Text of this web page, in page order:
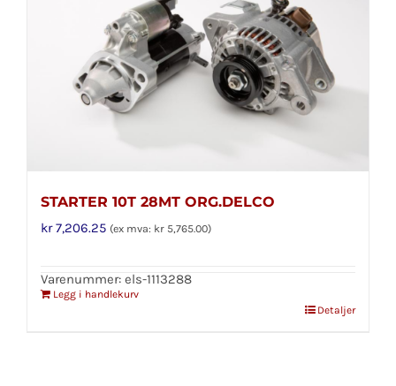
STARTER 10T 28MT ORG.DELCO
kr7,206.25 (ex mva: kr 5,765.00)
Varenummer: els-1113288
Legg i handlekurv
Detaljer